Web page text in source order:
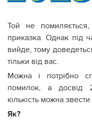
Той не
приказка. Однак під
вийде, тому
тільки від вас.
Можна і потрібно
помилок, а досвід
кількість можна
Як?